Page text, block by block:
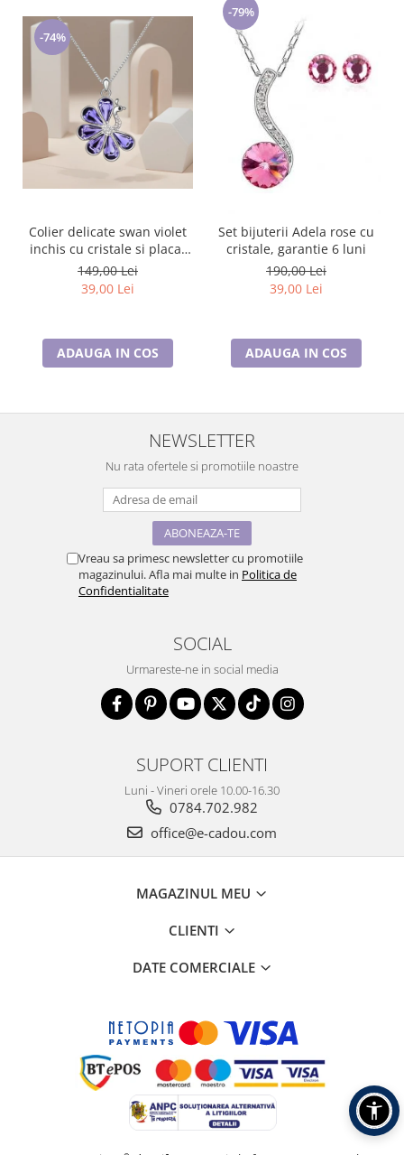
-74%
Colier delicate swan violet
inchis cu cristale si placat
cu aur
149,00 Lei
39,00 Lei
ADAUGA IN COS
-79%
Set bijuterii Adela rose cu
cristale, garantie 6 luni
190,00 Lei
39,00 Lei
ADAUGA IN COS
NEWSLETTER
Nu rata ofertele si promotiile noastre
Vreau sa primesc newsletter cu promotiile
magazinului. Afla mai multe in Politica de
Confidentialitate
SOCIAL
Urmareste-ne in social media
SUPORT CLIENTI
Luni - Vineri orele 10.00-16.30
0784.702.982
office@e-cadou.com
MAGAZINUL MEU
CLIENTI
DATE COMERCIALE